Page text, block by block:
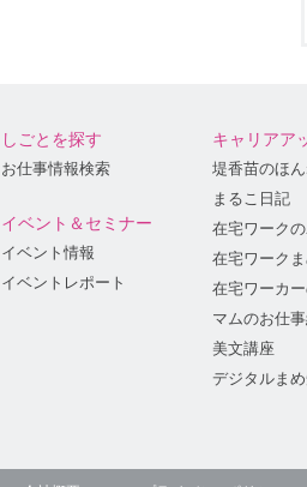
しごとを探す
お仕事情報検索
イベント＆セミナー
イベント情報
イベントレポート
キャリアア
堤香苗のほ
まるこ日記
在宅ワーク
在宅ワーク
在宅ワーカー
マムのお仕
美文講座
デジタルま